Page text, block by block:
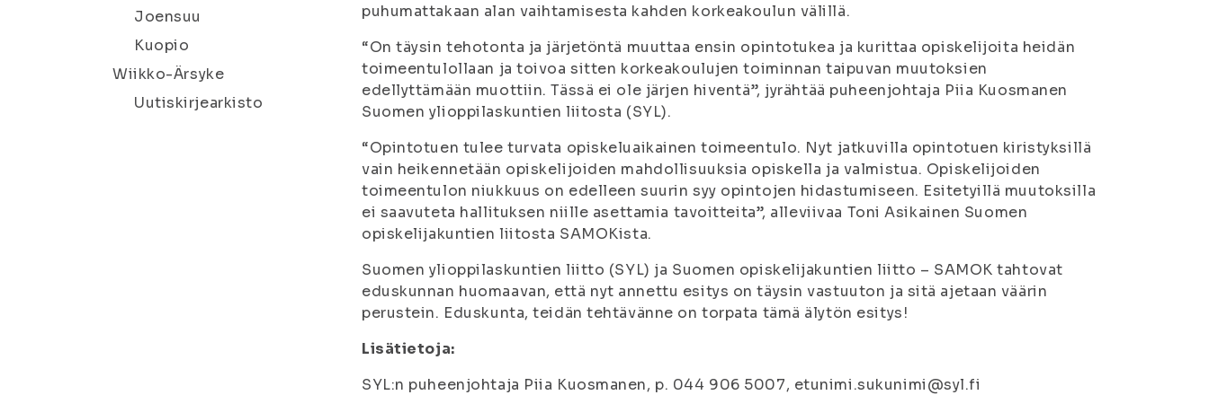
Joensuu
Kuopio
Wiikko-Ärsyke
Uutiskirjearkisto
puhumattakaan alan vaihtamisesta kahden korkeakoulun välillä.
“On täysin tehotonta ja järjetöntä muuttaa ensin opintotukea ja kurittaa opiskelijoita heidän
toimeentulollaan ja toivoa sitten korkeakoulujen toiminnan taipuvan muutoksien
edellyttämään muottiin. Tässä ei ole järjen hiventä”, jyrähtää puheenjohtaja Piia Kuosmanen
Suomen ylioppilaskuntien liitosta (SYL).
“Opintotuen tulee turvata opiskeluaikainen toimeentulo. Nyt jatkuvilla opintotuen kiristyksillä
vain heikennetään opiskelijoiden mahdollisuuksia opiskella ja valmistua. Opiskelijoiden
toimeentulon niukkuus on edelleen suurin syy opintojen hidastumiseen. Esitetyillä muutoksilla
ei saavuteta hallituksen niille asettamia tavoitteita”, alleviivaa Toni Asikainen Suomen
opiskelijakuntien liitosta SAMOKista.
Suomen ylioppilaskuntien liitto (SYL) ja Suomen opiskelijakuntien liitto – SAMOK tahtovat
eduskunnan huomaavan, että nyt annettu esitys on täysin vastuuton ja sitä ajetaan väärin
perustein. Eduskunta, teidän tehtävänne on torpata tämä älytön esitys!
Lisätietoja:
SYL:n puheenjohtaja Piia Kuosmanen, p. 044 906 5007, etunimi.sukunimi@syl.fi